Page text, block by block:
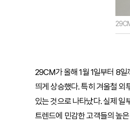
29CM가 올해 1월 1일부터 8일
띄게 상승했다. 특히 겨울철 외
있는 것으로 나타났다. 실제 일
트렌드에 민감한 고객들의 높